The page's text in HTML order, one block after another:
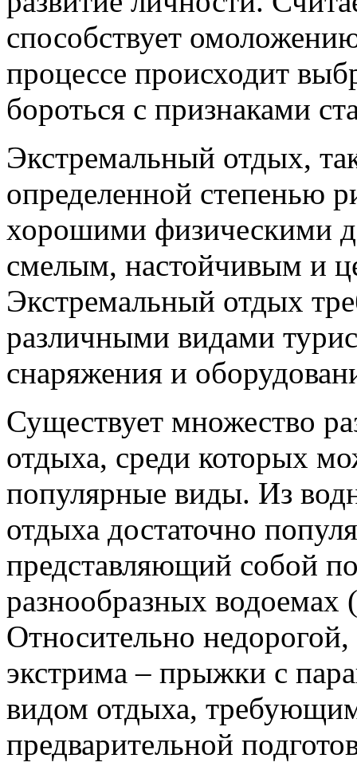
способствует
процессе происходит
бороться с признаками
Экстремальный отдых,
определенной степенью
хорошими физическими
смелым, настойчивым и
Экстремальный отдых
различными видами
снаряжения и
Существует множество
отдыха, среди которых
популярные виды. Из
отдыха достаточно
представляющий собой
разнообразных водоемах
Относительно
экстрима – прыжки с
видом отдыха,
предварительной